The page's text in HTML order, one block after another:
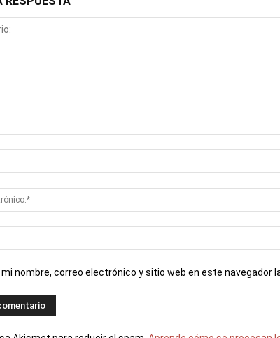
mi nombre, correo electrónico y sitio web en este navegador